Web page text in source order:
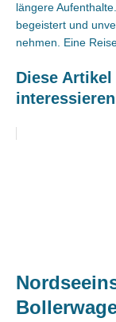
längere
begeistert und
nehmen. Eine
Diese